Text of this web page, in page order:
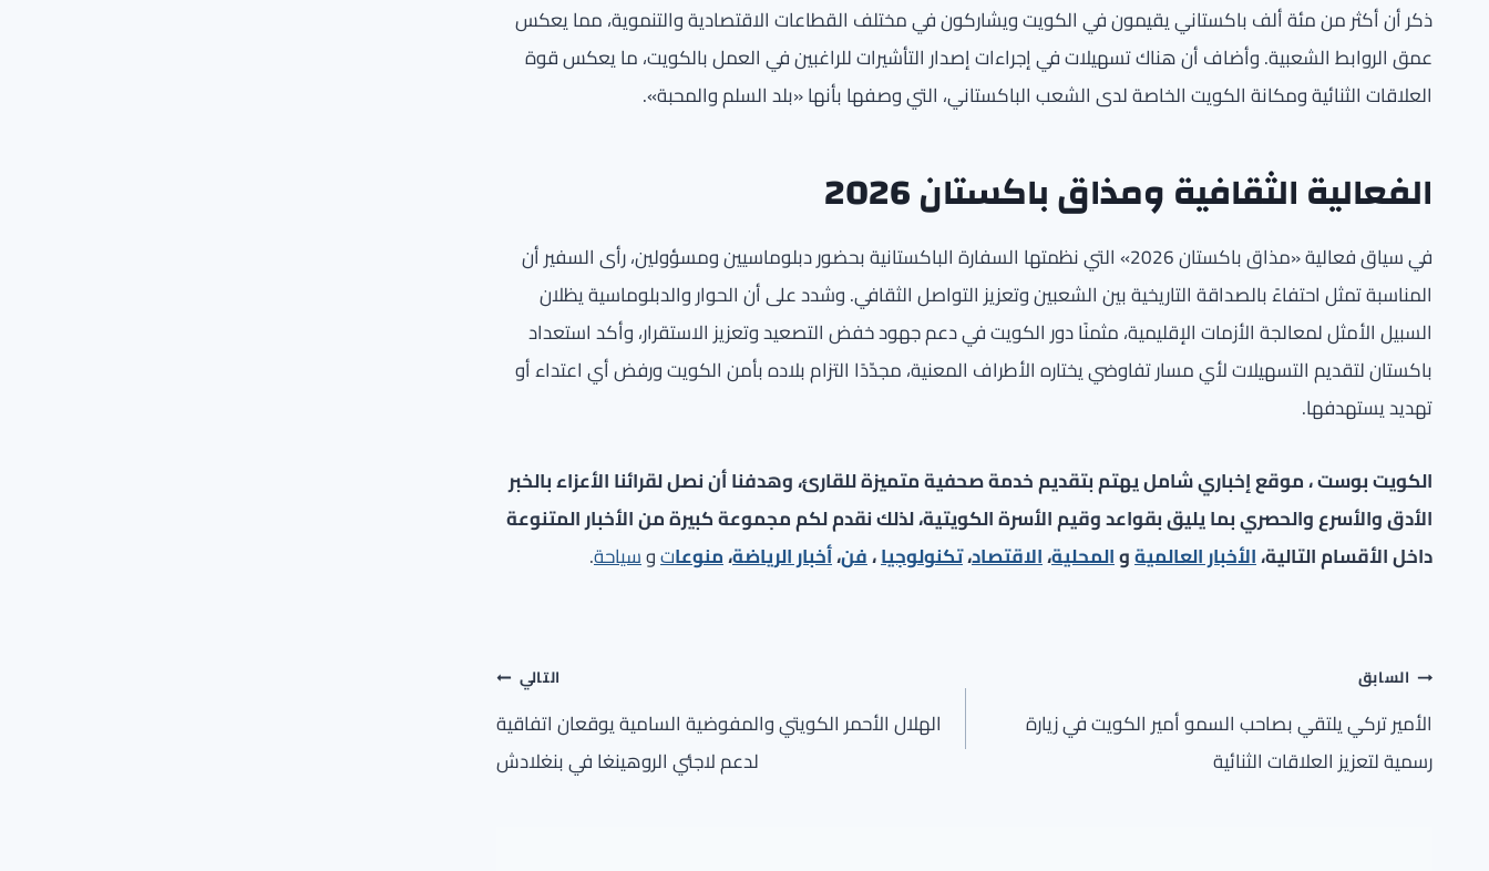
ذكر أن أكثر من مئة ألف باكستاني يقيمون في الكويت ويشاركون في مختلف القطاعات الاقتصادية والتنموية، مما يعكس
عمق الروابط الشعبية. وأضاف أن هناك تسهيلات في إجراءات إصدار التأشيرات للراغبين في العمل بالكويت، ما يعكس قوة
العلاقات الثنائية ومكانة الكويت الخاصة لدى الشعب الباكستاني، التي وصفها بأنها «بلد السلم والمحبة».
الفعالية الثقافية ومذاق باكستان 2026
في سياق فعالية «مذاق باكستان 2026» التي نظمتها السفارة الباكستانية بحضور دبلوماسيين ومسؤولين، رأى السفير أن
المناسبة تمثل احتفاءً بالصداقة التاريخية بين الشعبين وتعزيز التواصل الثقافي. وشدد على أن الحوار والدبلوماسية يظلان
السبيل الأمثل لمعالجة الأزمات الإقليمية، مثمنًا دور الكويت في دعم جهود خفض التصعيد وتعزيز الاستقرار، وأكد استعداد
باكستان لتقديم التسهيلات لأي مسار تفاوضي يختاره الأطراف المعنية، مجدّدًا التزام بلاده بأمن الكويت ورفض أي اعتداء أو
تهديد يستهدفها.
الكويت بوست ، موقع إخباري شامل يهتم بتقديم خدمة صحفية متميزة للقارئ، وهدفنا أن نصل لقرائنا الأعزاء بالخبر
الأدق والأسرع والحصري بما يليق بقواعد وقيم الأسرة الكويتية، لذلك نقدم لكم مجموعة كبيرة من الأخبار المتنوعة
داخل الأقسام التالية،الأخبار العالميةوالمحلية،الاقتصاد،تكنولوجيا،فن،أخبار الرياضة،منوعاتوسياحة.
تصفّح
المقالات
السابق
الأمير تركي يلتقي بصاحب السمو أمير الكويت في زيارة
رسمية لتعزيز العلاقات الثنائية
التالي
الهلال الأحمر الكويتي والمفوضية السامية يوقعان اتفاقية
لدعم لاجئي الروهينغا في بنغلادش